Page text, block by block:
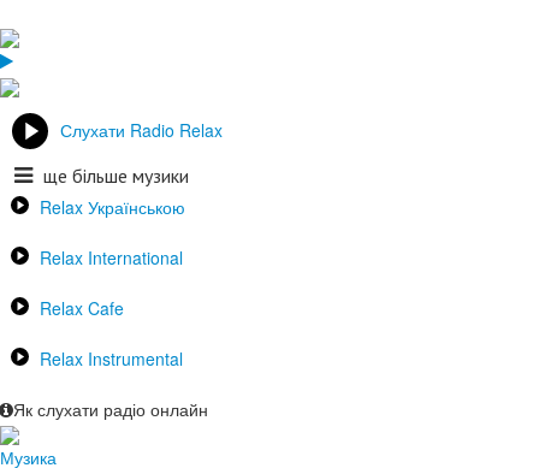
Слухати Radio Relax
ще більше музики
Relax Українською
Relax International
Relax Cafe
Relax Instrumental
Як слухати радіо онлайн
Музика